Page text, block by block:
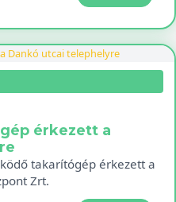
érkezett a
takarítógép érkezett a
Zrt.